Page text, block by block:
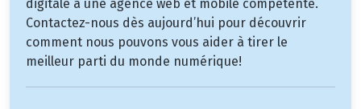
digitale à une agence web et mobile compétente.
Contactez-nous dès aujourd’hui pour découvrir
comment nous pouvons vous aider à tirer le
meilleur parti du monde numérique!